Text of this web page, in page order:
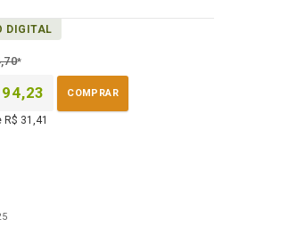
DIGITAL
*
COMPRAR
R$ 31,41